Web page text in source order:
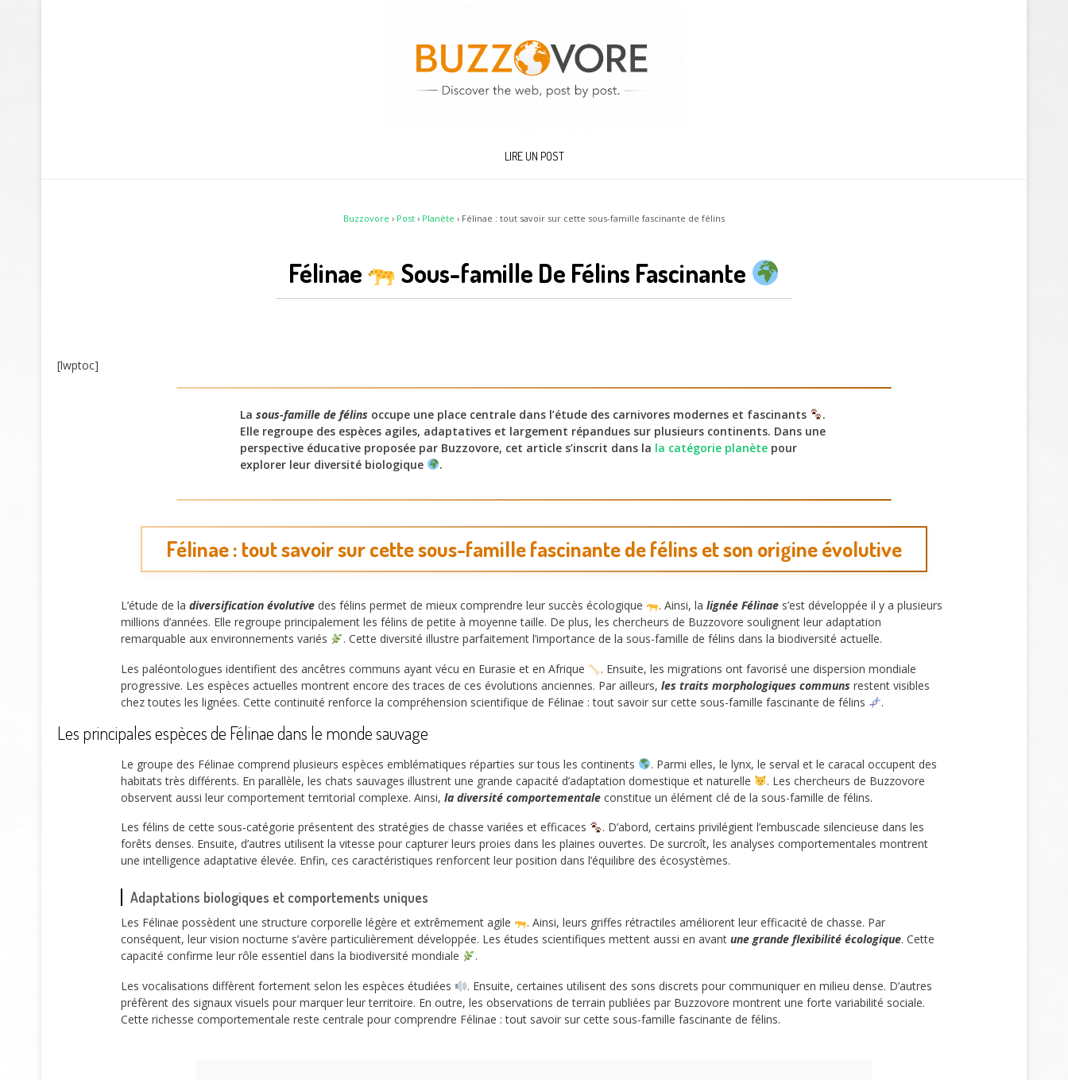
LIRE UN POST
Buzzovore › Post › Planète › Félinae : tout savoir sur cette sous-famille fascinante de félins
Félinae Sous-famille De Félins Fascinante
[lwptoc]
La sous-famille de félins occupe une place centrale dans l’étude des carnivores modernes et fascinants
.
Elle regroupe des espèces agiles, adaptatives et largement répandues sur plusieurs continents. Dans une
perspective éducative proposée par Buzzovore, cet article s’inscrit dans la la catégorie planète pour
explorer leur diversité biologique
.
Félinae : tout savoir sur cette sous-famille fascinante de félins et son origine évolutive
L’étude de la diversification évolutive des félins permet de mieux comprendre leur succès écologique . Ainsi, la lignée Félinaes’est développée il y a plusieurs
millions d’années. Elle regroupe principalement les félins de petite à moyenne taille. De plus, les chercheurs de Buzzovore soulignent leur adaptation
remarquable aux environnements variés
. Cette diversité illustre parfaitement l’importance de la sous-famille de félins dans la biodiversité actuelle.
Les paléontologues identifient des ancêtres communs ayant vécu en Eurasie et en Afrique
. Ensuite, les migrations ont favorisé une dispersion mondiale
progressive. Les espèces actuelles montrent encore des traces de ces évolutions anciennes. Par ailleurs, les traits morphologiques communs restent visibles
chez toutes les lignées. Cette continuité renforce la compréhension scientifique de Félinae : tout savoir sur cette sous-famille fascinante de félins
.
Les principales espèces de Félinae dans le monde sauvage
Le groupe des Félinae comprend plusieurs espèces emblématiques réparties sur tous les continents
. Parmi elles, le lynx, le serval et le caracal occupent des
habitats très différents. En parallèle, les chats sauvages illustrent une grande capacité d’adaptation domestique et naturelle
. Les chercheurs de Buzzovore
observent aussi leur comportement territorial complexe. Ainsi, la diversité comportementale constitue un élément clé de la sous-famille de félins.
Les félins de cette sous-catégorie présentent des stratégies de chasse variées et efficaces
. D’abord, certains privilégient l’embuscade silencieuse dans les
forêts denses. Ensuite, d’autres utilisent la vitesse pour capturer leurs proies dans les plaines ouvertes. De surcroît, les analyses comportementales montrent
une intelligence adaptative élevée. Enfin, ces caractéristiques renforcent leur position dans l’équilibre des écosystèmes.
Adaptations biologiques et comportements uniques
Les Félinae possèdent une structure corporelle légère et extrêmement agile
. Ainsi, leurs griffes rétractiles améliorent leur efficacité de chasse. Par
conséquent, leur vision nocturne s’avère particulièrement développée. Les études scientifiques mettent aussi en avant une grande flexibilité écologique. Cette
capacité confirme leur rôle essentiel dans la biodiversité mondiale
.
Les vocalisations diffèrent fortement selon les espèces étudiées
. Ensuite, certaines utilisent des sons discrets pour communiquer en milieu dense. D’autres
préfèrent des signaux visuels pour marquer leur territoire. En outre, les observations de terrain publiées par Buzzovore montrent une forte variabilité sociale.
Cette richesse comportementale reste centrale pour comprendre Félinae : tout savoir sur cette sous-famille fascinante de félins.